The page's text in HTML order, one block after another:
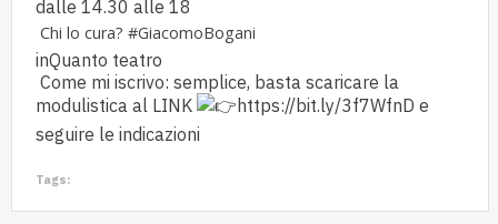
dalle 14.30 alle 18
Chi lo cura?#GiacomoBogani
inQuanto teatro
Come mi iscrivo: semplice, basta scaricare la
modulistica al LINK
https://bit.ly/3f7WfnD e
seguire le indicazioni
Tags: